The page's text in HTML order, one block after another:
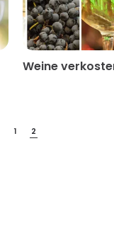
Weine
1 2